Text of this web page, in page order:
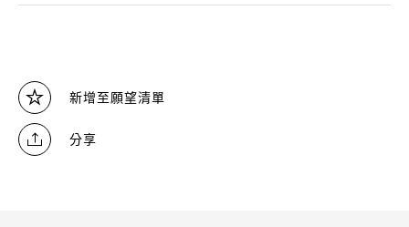
新增至願望清單
分享